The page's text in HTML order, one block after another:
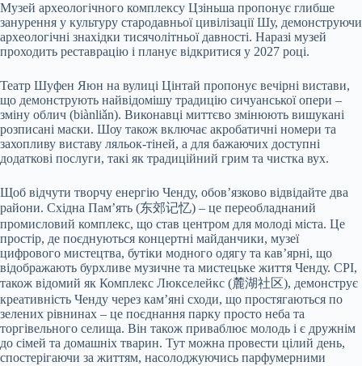
Музей археологічного комплексу Цзіньша пропонує глибше
занурення у культуру стародавньої цивілізації Шу, демонструючи
археологічні знахідки тисячолітньої давності. Наразі музей
проходить реставрацію і планує відкритися у 2027 році.
Театр Шуфен Яюн на вулиці Цінтай пропонує вечірні вистави,
що демонструють найвідомішу традицію сичуанської опери –
зміну облич (biànliǎn). Виконавці миттєво змінюють вишукані
розписані маски. Шоу також включає акробатичні номери та
захопливу виставу ляльок-тіней, а для бажаючих доступні
додаткові послуги, такі як традиційний грим та чистка вух.
Щоб відчути творчу енергію Ченду, обов’язково відвідайте два
райони. Східна Пам’ять (东郊记忆) – це переобладнаний
промисловий комплекс, що став центром для молоді міста. Це
простір, де поєднуються концертні майданчики, музеї
цифрового мистецтва, бутіки модного одягу та кав’ярні, що
відображають бурхливе музичне та мистецьке життя Ченду. CPI,
також відомий як Комплекс Люкселейкс (麓湖社区), демонструє
креативність Ченду через кам’яні сходи, що простягаються по
зелених рівнинах – це поєднання парку просто неба та
торгівельного селища. Він також приваблює молодь і є дружнім
до сімей та домашніх тварин. Тут можна провести цілий день,
спостерігаючи за життям, насолоджуючись парфумерними